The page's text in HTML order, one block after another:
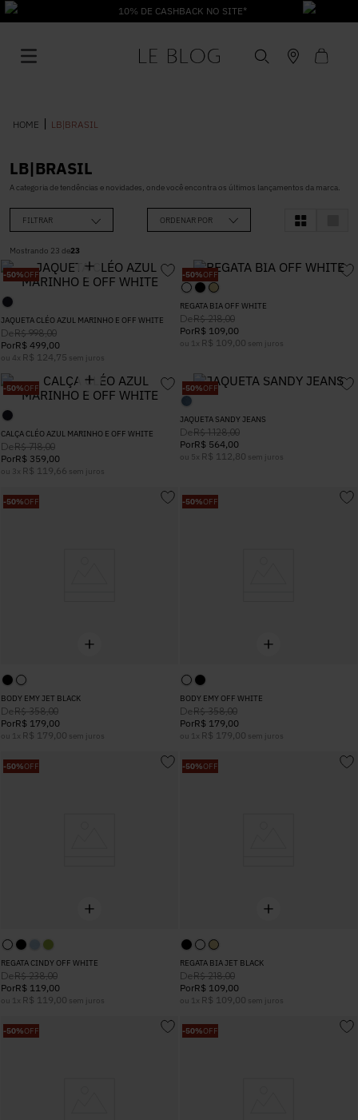
10% DE CASHBACK NO SITE*
LB|BRASIL
LB|BRASIL
A categoria de tendências e novidades, onde você encontra os últimos lançamentos da marca.
FILTRAR ORDENAR POR
Mostrando 23 de23
-50%OFF
JAQUETA CLÉO AZUL MARINHO E OFF WHITE
DeR$ 998,00
PorR$ 499,00
ou 4 x R$ 124,75 sem juros
-50%OFF
REGATA BIA OFF WHITE
DeR$ 218,00
PorR$ 109,00
ou 1 x R$ 109,00 sem juros
-50%OFF
CALÇA CLÉO AZUL MARINHO E OFF WHITE
DeR$ 718,00
PorR$ 359,00
ou 3 x R$ 119,66 sem juros
-50%OFF
JAQUETA SANDY JEANS
DeR$ 1.128,00
PorR$ 564,00
ou 5 x R$ 112,80 sem juros
-50%OFF
BODY EMY JET BLACK
DeR$ 358,00
PorR$ 179,00
ou 1 x R$ 179,00 sem juros
-50%OFF
BODY EMY OFF WHITE
DeR$ 358,00
PorR$ 179,00
ou 1 x R$ 179,00 sem juros
-50%OFF
REGATA CINDY OFF WHITE
DeR$ 238,00
PorR$ 119,00
ou 1 x R$ 119,00 sem juros
-50%OFF
REGATA BIA JET BLACK
DeR$ 218,00
PorR$ 109,00
ou 1 x R$ 109,00 sem juros
-50%OFF -50%OFF
1º Vestido
2º Roupas
3º Jeans
4º Blusa
5 º Calça
7º Vestidos